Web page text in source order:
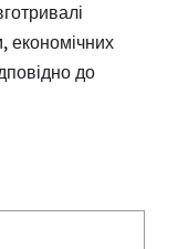
економічних
до